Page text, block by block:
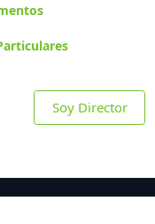
Soy Director